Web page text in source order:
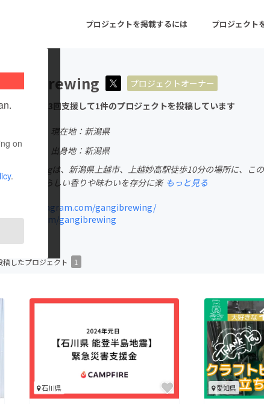
プロジェクトを掲載するには プロジェクト
注目のリターン 注目の新着プロジェクト
音楽
ト
ゲーム・サービス開発 フー
チャレンジ
化
CAMPFIREふるさと納税
machi-ya
on
.
Gangi Brewing
プロジェクトオーナー
これまでに3回支援して1件のプロジェクトを投稿しています
現在地：新潟県
国：日本
出身地：新潟県
Gangi Brewingは、新潟県上越市、上越妙高駅徒歩10分の場所に、
フトビールらしい香りや味わいを存分に楽 もっと見る
www.instagram.com/gangibrewing/
twitter.com/gangibrewing
稿したプロジェクト 1
石川県 愛知県